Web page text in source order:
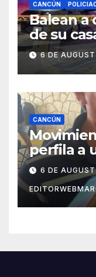
CANCÚN
Balean a
de su
6 DE
CANCÚN
perfila a
6 DE